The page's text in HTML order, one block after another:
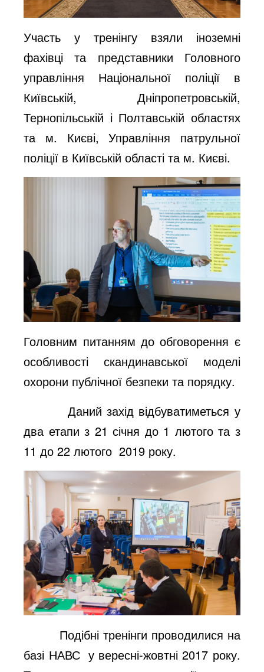
Участь у тренінгу взяли іноземні
фахівці та представники Головного
управління Національної поліції в
Київській, Дніпропетровській,
Тернопільській і Полтавській областях
та м. Києві, Управління патрульної
поліції в Київській області та м. Києві.
Головним питанням до обговорення є
особливості скандинавської моделі
охорони публічної безпеки та порядку.
Даний захід відбуватиметься у
два етапи з 21 січня до 1 лютого та з
11 до 22 лютого 2019 року.
Подібні тренінги проводилися на
базі НАВС у вересні-жовтні 2017 року.